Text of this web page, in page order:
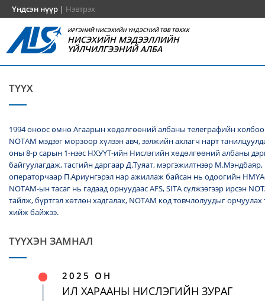
Үндсэн нүүр | Нэвтрэх
ИРГЭНИЙ НИСЭХИЙН ҮНДЭСНИЙ ТӨВ ТӨХХК
НИСЭХИЙН МЭДЭЭЛЛИЙН
ҮЙЛЧИЛГЭЭНИЙ АЛБА
ТҮҮХ
1994 оноос өмнө Агаарын хөдөлгөөний албаны телеграфийн
NОТАМ мэдээг морзоор хүлээн авч, ээлжийн ахлагч нарт
оны 8-р сарын 1-нээс НХУҮТ-ийн Нислэгийн хөдөлгөөний албаны
байгуулагдаж, тасгийн даргаар Д.Туяат, мэргэжилтнээр
операторчаар П.Ариунгэрэл нар ажиллаж байсан нь одоогийн
NOTAM-ын тасаг нь гадаад орнуудаас AFS, SITA сүлжээгээр ирсэн
тайлж, бүртгэл хөтлөн хадгалах, NОТАМ код товчлолуудыг
хийж байжээ.
ТҮҮХЭН ЗАМНАЛ
2025 ОН
ИЛ ХАРААНЫ НИСЛЭГИЙН ЗУРАГ